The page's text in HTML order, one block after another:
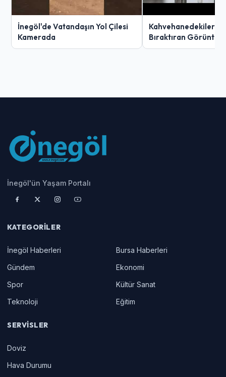
İnegöl'de Vatandaşın Yol Çilesi
Kamerada
Kahvehanedekiler
Bıraktıran Görüntü!
İnegöl'ün Yaşam Portalı
KATEGORILER
İnegöl Haberleri
Bursa Haberleri
Gündem
Ekonomi
Spor
Kültür Sanat
Teknoloji
Eğitim
SERVISLER
Doviz
Hava Durumu